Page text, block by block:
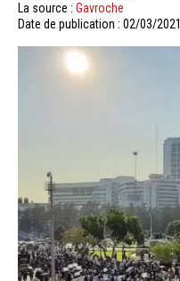
La source : Gavroche
Date de publication : 02/03/2021